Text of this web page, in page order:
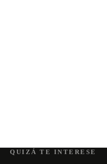
QUIZÁ TE INTERESE